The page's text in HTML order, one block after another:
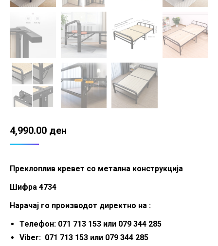
4,990.00 ден
Преклоплив кревет со метална конструкција
Шифра 4734
Нарачај го производот директно на :
Телефон: 071 713 153 или 079 344 285
Viber: 071 713 153 или 079 344 285